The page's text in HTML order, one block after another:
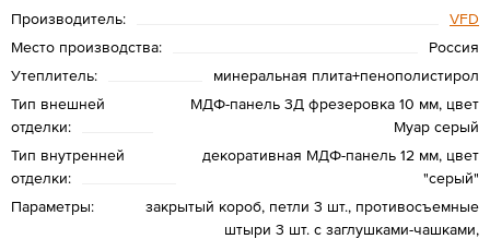
Производитель:
VFD
Место производства:
Россия
Утеплитель:
минеральная плита+пенополистирол
Тип внешней
отделки:
МДФ-панель 3Д фрезеровка 10 мм, цвет
Муар серый
Тип внутренней
отделки:
декоративная МДФ-панель 12 мм, цвет
"серый"
Параметры:
закрытый короб, петли 3 шт., противосъемные
штыри 3 шт. с заглушками-чашками,